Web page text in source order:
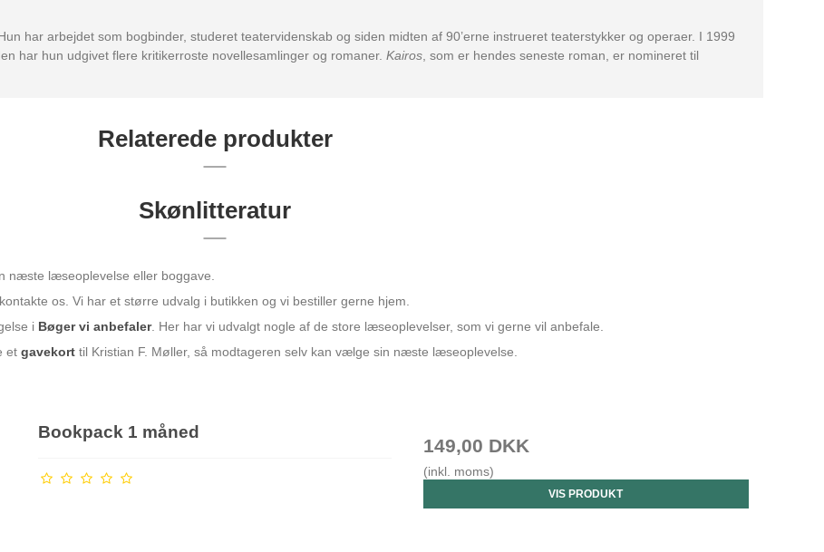
har arbejdet som bogbinder, studeret teatervidenskab og siden midten af 90’erne instrueret teaterstykker og operaer. I 1999
har hun udgivet flere kritikerroste novellesamlinger og romaner.Kairos , som er hendes seneste roman, er nomineret til
Relaterede produkter
Skønlitteratur
næste læseoplevelse eller boggave.
os. Vi har et større udvalg i butikken og vi bestiller gerne hjem.
i Bøger vi anbefaler. Her har vi udvalgt nogle af de store læseoplevelser, som vi gerne vil anbefale.
etgavekort til Kristian F. Møller, så modtageren selv kan vælge sin næste læseoplevelse.
Bookpack 1 måned
149,00 DKK
(inkl. moms)
VIS PRODUKT